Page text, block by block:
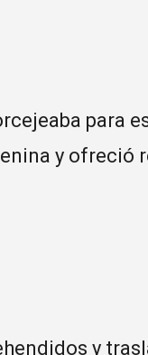
para
y ofreció
y